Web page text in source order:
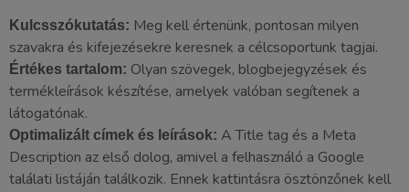
Kulcsszókutatás: Meg kell értenünk, pontosan milyen
szavakra és kifejezésekre keresnek a célcsoportunk tagjai.
Értékes tartalom: Olyan szövegek, blogbejegyzések és
termékleírások készítése, amelyek valóban segítenek a
látogatónak.
Optimalizált címek és leírások: A Title tag és a Meta
Description az első dolog, amivel a felhasználó a Google
találati listáján találkozik. Ennek kattintásra ösztönzőnek kell